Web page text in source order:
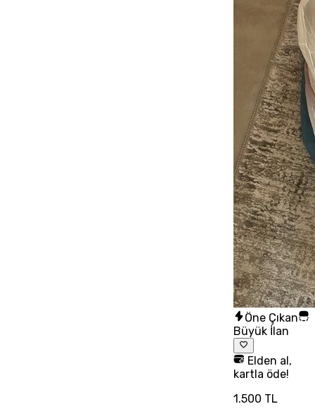
Öne Çıkan
Büyük İlan
Elden al,
kartla öde!
1.500 TL